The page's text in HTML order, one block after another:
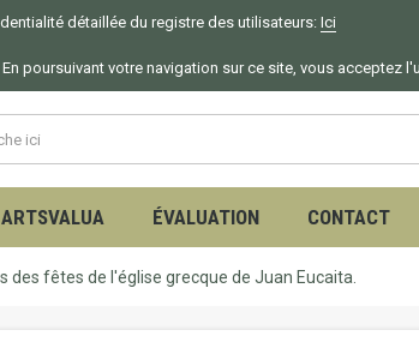
détaillée du registre des utilisateurs: Ici
poursuivant votre navigation sur ce site, vous acceptez
ÉVALUATION CONTACT
des fêtes de l'église grecque de Juan Eucaita.